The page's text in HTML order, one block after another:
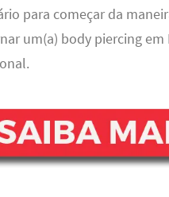
para começar da
um(a) body piercing em